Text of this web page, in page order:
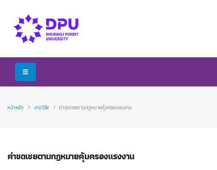
หน้าหลัก งานวิจัย ค่าชดเชยตามกฎหมายคุ้มครองแรงงาน
ค่าชดเชยตามกฎหมายคุ้มครองแรงงาน